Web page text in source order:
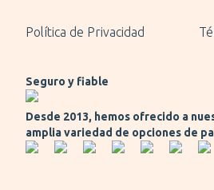
Política de Privacidad
Seguro y fiable
Desde 2013, hemos ofrecido a
amplia variedad de opciones de